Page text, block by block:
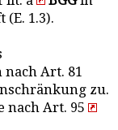
(E. 1.3).
Art. 81
zu.
nach Art. 95